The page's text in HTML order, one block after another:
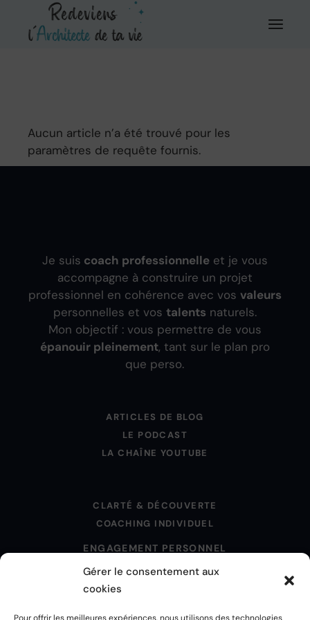
Gérer le consentement aux
cookies
contenu
Aucun article n’a été trouvé pour les
paramètres de requête fournis.
Je suis coach professionnelleet je vous
accompagne à construire un projet
professionnel en cohérence avec vos valeurs
personnelles et vos talents naturels.
Mon objectif : vous permettre de vous
épanouir pleinement, tant sur le plan pro
que perso.
ARTICLES DE BLOG
LE PODCAST
LA CHAÎNE YOUTUBE
CLARTÉ & DÉCOUVERTE
COACHING INDIVIDUEL
ENGAGEMENT PERSONNEL